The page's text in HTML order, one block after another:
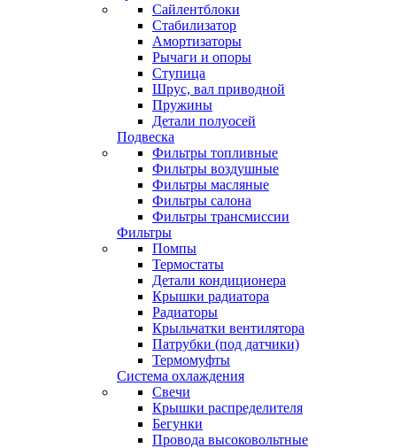
Сайлентблоки
Стабилизатор
Амортизаторы
Рычаги и опоры
Ступица
Шрус, вал приводной
Пружины
Детали полуосей
Подвеска
Фильтры топливные
Фильтры воздушные
Фильтры масляные
Фильтры салона
Фильтры трансмиссии
Фильтры
Помпы
Термостаты
Детали кондиционера
Крышки радиатора
Радиаторы
Крыльчатки вентилятора
Патрубки (под датчики)
Термомуфты
Система охлаждения
Свечи
Крышки распределителя
Бегунки
Провода высоковольтные